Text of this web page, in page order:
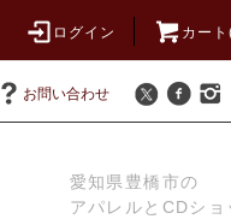
ログイン カー
お問い合わせ
愛知県豊橋市の
アパレルとCDショ